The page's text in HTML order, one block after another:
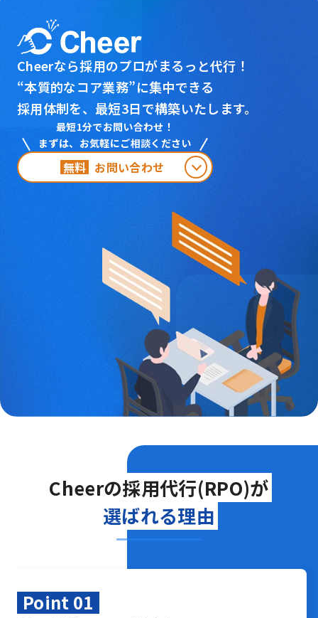
Cheerなら採用のプロがまるっと代行！
“本質的なコア業務”に集中できる
採用体制を、 最短3日で構築いたします。
最短1分でお問い合わせ！
まずは、お気軽にご相談ください
無料 お問い合わせ
Cheerの採用代行(RPO)が
選ばれる理由
Point 01